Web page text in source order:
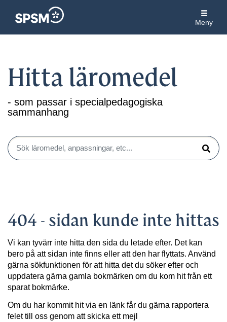
Meny
Hitta läromedel
- som passar i specialpedagogiska
sammanhang
Sök läromedel, anpassningar, etc...
Sök
404 - sidan kunde inte hittas
Vi kan tyvärr inte hitta den sida du letade efter. Det kan
bero på att sidan inte finns eller att den har flyttats. Använd
gärna sökfunktionen för att hitta det du söker efter och
uppdatera gärna gamla bokmärken om du kom hit från ett
sparat bokmärke.
Om du har kommit hit via en länk får du gärna rapportera
felet till oss genom att skicka ett mejl